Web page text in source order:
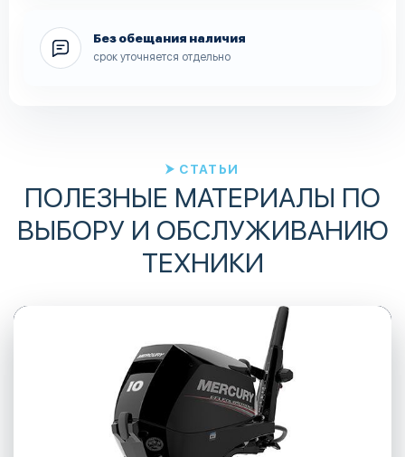
Без обещания наличия
срок уточняется отдельно
СТАТЬИ
ПОЛЕЗНЫЕ МАТЕРИАЛЫ ПО
ВЫБОРУ И ОБСЛУЖИВАНИЮ
ТЕХНИКИ